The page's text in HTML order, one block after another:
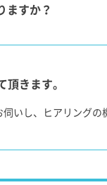
ますか？
きます。
いし、ヒアリング